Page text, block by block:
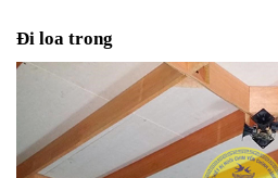
Đi loa trong